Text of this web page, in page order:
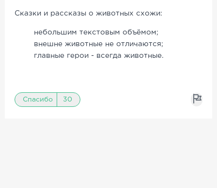
Сказки и рассказы о животных схожи:
небольшим текстовым объёмом;
внешне животные не отличаются;
главные герои - всегда животные.
Спасибо 30